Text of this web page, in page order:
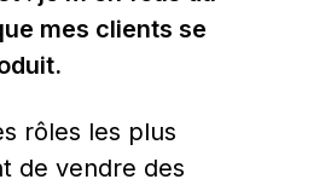
mes clients se
rôles les plus
de vendre des